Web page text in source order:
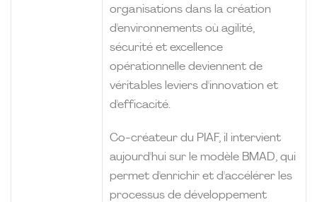
organisations dans la création
d'environnements où agilité,
sécurité et excellence
opérationnelle deviennent de
véritables leviers d'innovation et
d'efficacité.
Co-créateur du PIAF, il intervient
aujourd'hui sur le modèle BMAD, qui
permet d'enrichir et d'accélérer les
processus de développement